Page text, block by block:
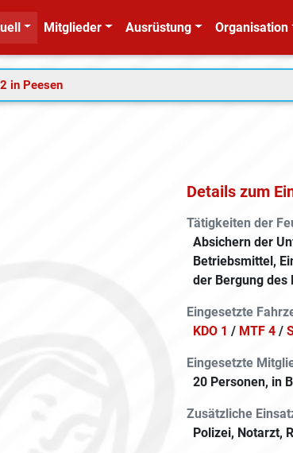
Mitglieder Ausrüstung Organisation
in Peesen
Details zum
Tätigkeiten der
Absichern der
Betriebsmittel,
der Bergung des
Eingesetzte
KDO 1 / MTF 4 /
Eingesetzte
20 Personen, in
Zusätzliche
Polizei, Notarzt,